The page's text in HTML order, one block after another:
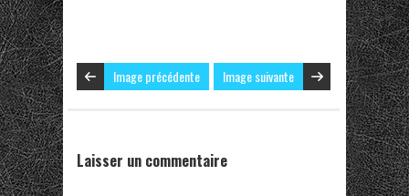
Image précédente Image suivante
Laisser un commentaire